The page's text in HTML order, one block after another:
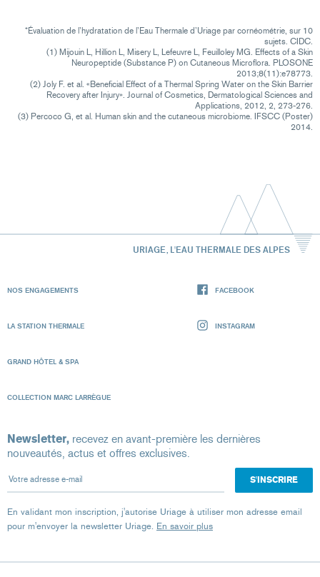
*Évaluation de l’hydratation de l’Eau Thermale d’Uriage par cornéométrie, sur 10
sujets. CIDC.
(1) Mijouin L, Hillion L, Misery L, Lefeuvre L, Feuilloley MG. Effects of a Skin
Neuropeptide (Substance P) on Cutaneous Microflora. PLOSONE
2013;8(11):e78773.
(2) Joly F. et al. «Beneficial Effect of a Thermal Spring Water on the Skin Barrier
Recovery after Injury». Journal of Cosmetics, Dermatological Sciences and
Applications, 2012, 2, 273-276.
(3) Percoco G, et al. Human skin and the cutaneous microbiome. IFSCC (Poster)
2014.
URIAGE, L'EAU THERMALE DES ALPES
NOS ENGAGEMENTS
LA STATION THERMALE
GRAND HÔTEL & SPA
COLLECTION MARC LARRÈGUE
FACEBOOK
INSTAGRAM
Newsletter, recevez en avant-première les dernières
nouveautés, actus et offres exclusives.
Votre adresse e-mail
En validant mon inscription, j'autorise Uriage à utiliser mon adresse email
pour m'envoyer la newsletter Uriage. En savoir plus